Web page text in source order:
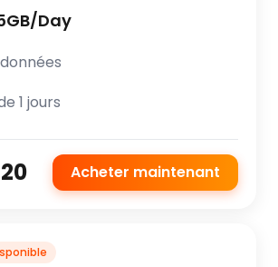
Day
1 jours
Acheter maintenant